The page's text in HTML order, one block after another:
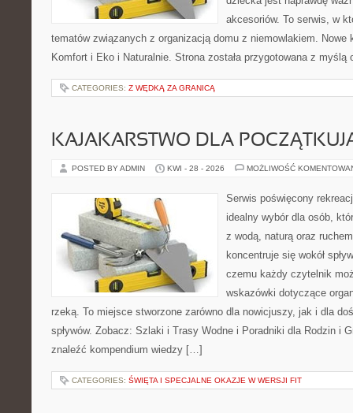
akcesoriów. To serwis, w
tematów związanych z organizacją domu z niemowlakiem. Nowe
Komfort i Eko i Naturalnie. Strona została przygotowana z
CATEGORIES: Z WĘDKĄ ZA GRANICĄ
KAJAKARSTWO DLA
POSTED BY ADMIN KWI - 28 - 2026 MOŻLIWOŚĆ
Serwis poświęcony
idealny wybór dla osób,
z wodą, naturą oraz
koncentruje się wokół
czemu każdy czytelnik
wskazówki dotyczące
rzeką. To miejsce stworzone zarówno dla nowicjuszy, jak i dla
spływów. Zobacz: Szlaki i Trasy Wodne i Poradniki dla Rodzin i
znaleźć kompendium wiedzy […]
CATEGORIES: ŚWIĘTA I SPECJALNE OKAZJE W WERSJI FIT